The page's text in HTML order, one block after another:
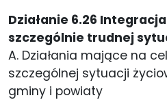
Działanie 6.26
szczególnie trudnej
A. Działania mające na
szczególnej sytuacji
gminy i powiaty